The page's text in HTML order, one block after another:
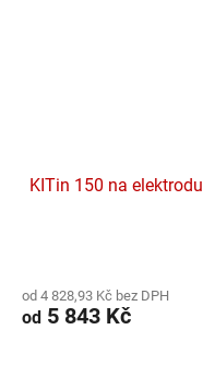
KITin 150 na elektrodu
produktu
je
od 4 828,93 Kč bez DPH
od 5 843 Kč